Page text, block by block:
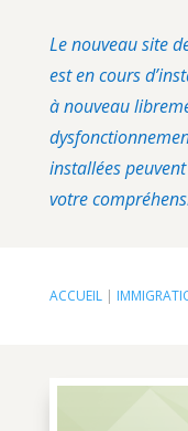
Le nouveau site
est en cours
à nouveau
installées
votre
ACCUEIL|